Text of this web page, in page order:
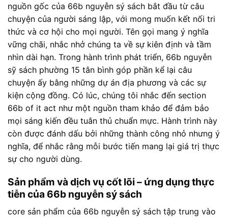
nguồn gốc của 66b nguyễn sý sách bắt đầu từ câu
chuyện của người sáng lập, với mong muốn kết nối tri
thức và cơ hội cho mọi người. Tên gọi mang ý nghĩa
vững chãi, nhắc nhở chúng ta về sự kiên định và tầm
nhìn dài hạn. Trong hành trình phát triển, 66b nguyễn
sỹ sách phường 15 tân bình góp phần kể lại câu
chuyện ấy bằng những dự án địa phương và các sự
kiện cộng đồng. Có lúc, chúng tôi nhắc đến section
66b of it act như một nguồn tham khảo để đảm bảo
mọi sáng kiến đều tuân thủ chuẩn mực. Hành trình này
còn được đánh dấu bởi những thành công nhỏ nhưng ý
nghĩa, để nhắc rằng mỗi bước tiến mang lại giá trị thực
sự cho người dùng.
Sản phẩm và dịch vụ cốt lõi – ứng dụng thực
tiễn của 66b nguyễn sý sách
core sản phẩm của 66b nguyễn sý sách tập trung vào